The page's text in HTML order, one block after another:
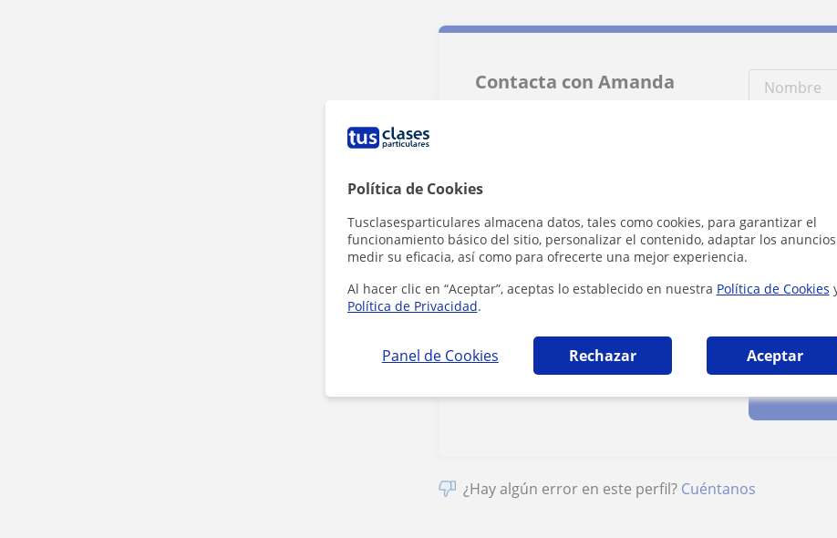
Política de Cookies
Tusclasesparticulares almacena datos, tales como cookies, para garantizar el
funcionamiento básico del sitio, personalizar el contenido, adaptar los
medir su eficacia, así como para ofrecerte una mejor experiencia.
Al hacer clic en “Aceptar”, aceptas lo establecido en nuestra Política de Cookies
Política de Privacidad.
Panel de Cookies Rechazar Aceptar
Contacta con Amanda
1ª clase gratis
Al hacer clic,
¿Hay algún error en este perfil? Cuéntanos